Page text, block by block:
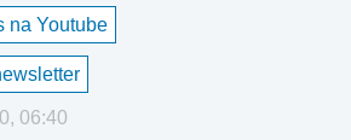
na Youtube
06:40